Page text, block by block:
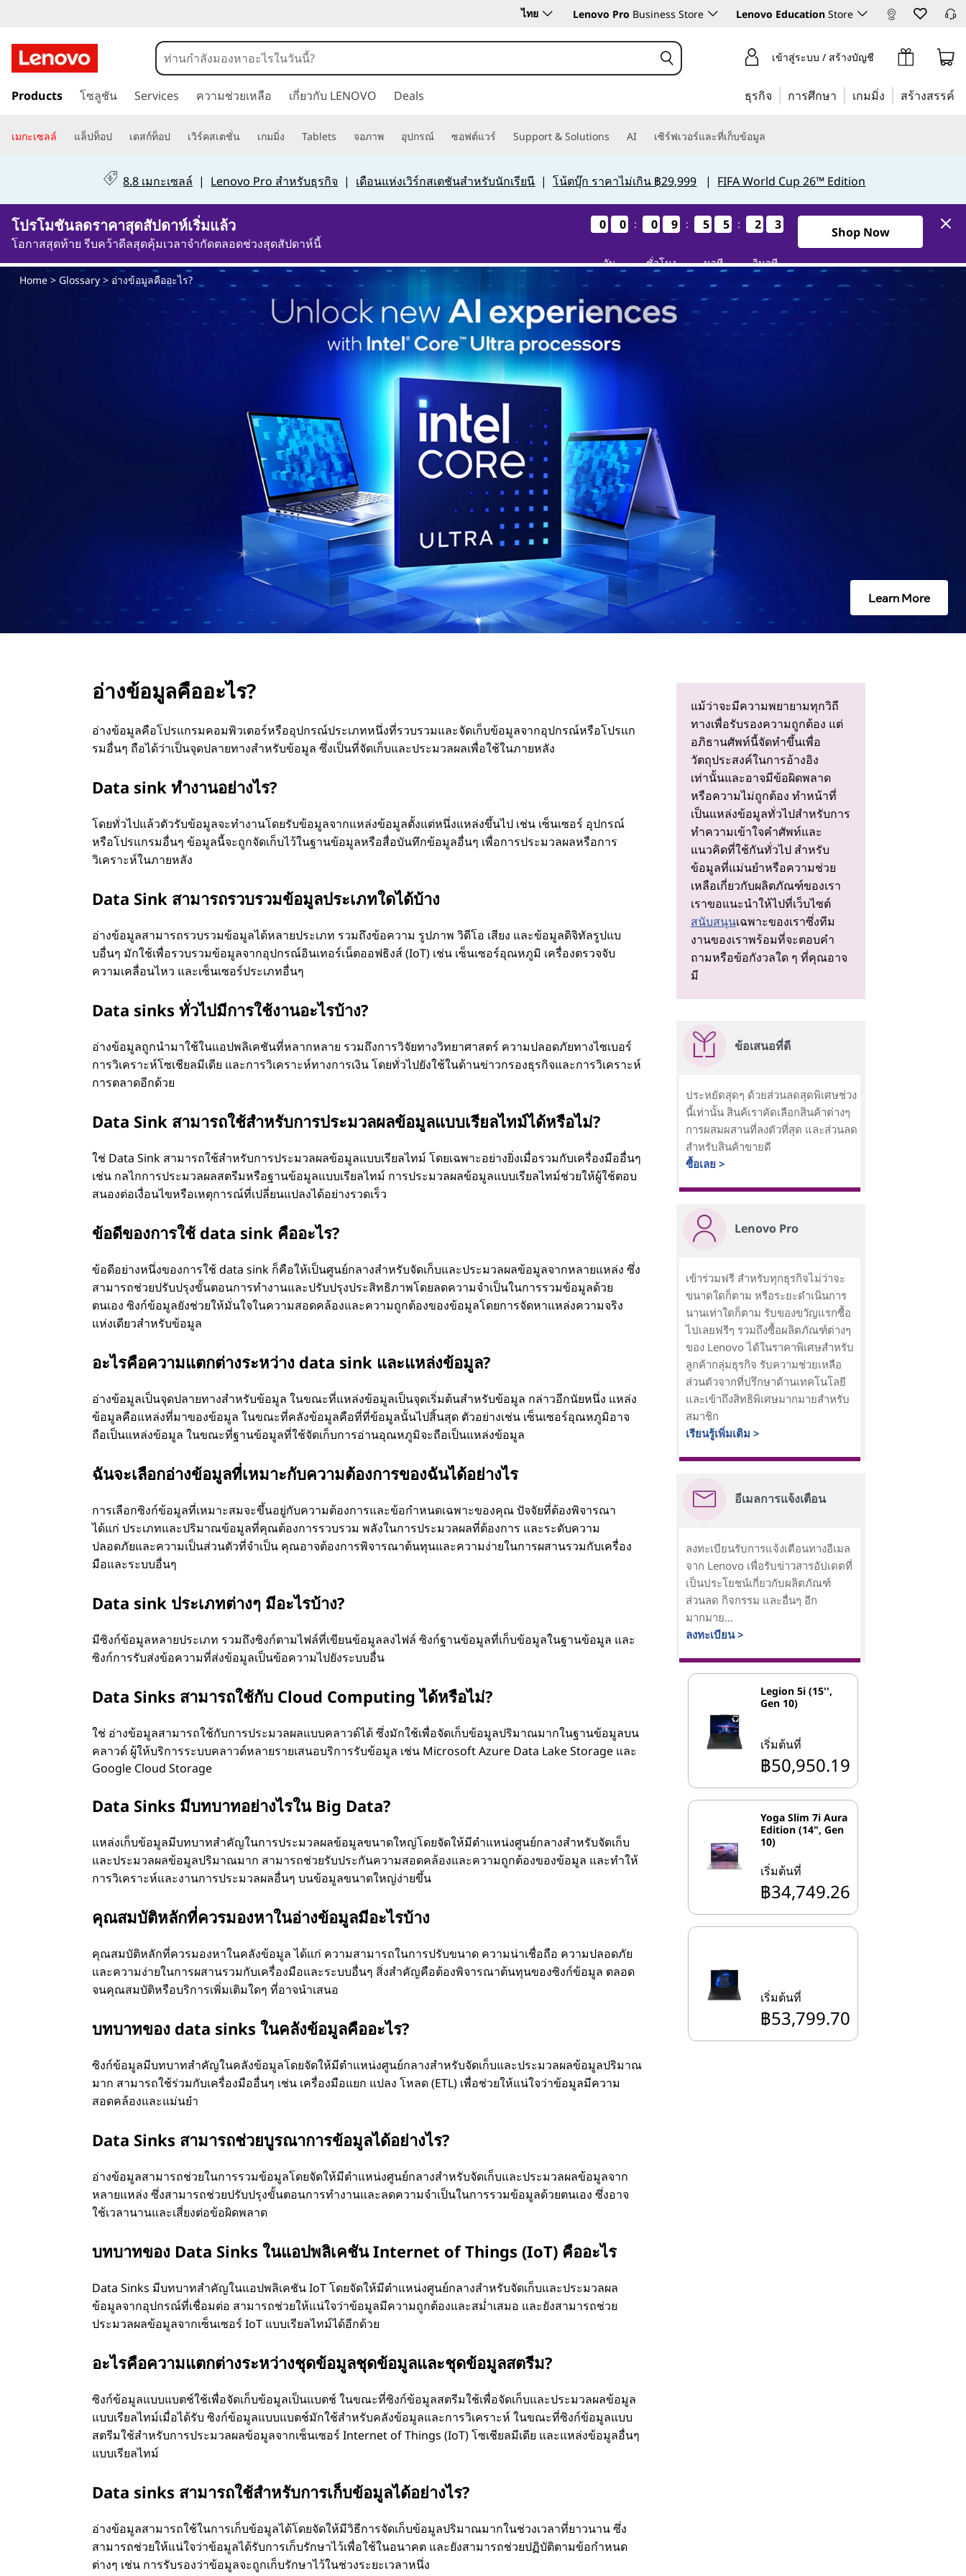
า
ข้
มู
ล
คื
ไทย Lenovo Pro Business Store Lenovo Education Store
า
ไ
นื้
อ
ห
า
เข้าสู่ระบบ / สร้างบัญชี
Products โซลูชัน Services ความช่วยเหลือ เกี่ยวกับ LENOVO Deals ธุรกิจ การศึกษา เกมมิ่ง สร้างสรรค์
เมกะเซลล์ แล็ปท็อป เดสก์ท็อป เวิร์คสเตชั่น เกมมิ่ง Tablets จอภาพ อุปกรณ์ ซอฟต์แวร์ Support & Solutions AI เซิร์ฟเวอร์และที่เก็บข้อมูล
8.8 เมกะเซลล์ | Lenovo Pro สำหรับธุรกิจ | เดือนแห่งเวิร์กสเตชันสำหรับนักเรียนี |โน้ตบุ๊ก ราคาไม่เกิน ฿29,999 | FIFA World Cup 26™ Edition
โปรโมชันลดราคาสุดสัปดาห์เริ่มแล้ว
โอกาสสุดท้าย รีบคว้าดีลสุดคุ้มเวลาจำกัดตลอดช่วงสุดสัปดาห์นี้
0
0
0
0 0
0
0
0
วัน
: 0
0
0
0 9
9
9
9
ชั่วโมง
: 5
5
5
5 5
5
5
5
นาที
: 2
2
2
2 1
1
1
1
วินาที
0วัน9ชั่วโมง55นาที21วินาที
Shop Now
Home> Glossary> อ่างข้อมูลคืออะไร?
Learn More
อ่างข้อมูลคืออะไร?
อ่างข้อมูลคือโปรแกรมคอมพิวเตอร์หรืออุปกรณ์ประเภทหนึ่งที่รวบรวมและจัดเก็บข้อมูลจากอุปกรณ์หรือโปรแก
รมอื่นๆ ถือได้ว่าเป็นจุดปลายทางสำหรับข้อมูล ซึ่งเป็นที่จัดเก็บและประมวลผลเพื่อใช้ในภายหลัง
Data sink ทำงานอย่างไร?
โดยทั่วไปแล้วตัวรับข้อมูลจะทำงานโดยรับข้อมูลจากแหล่งข้อมูลตั้งแต่หนึ่งแหล่งขึ้นไป เช่น เซ็นเซอร์ อุปกรณ์
หรือโปรแกรมอื่นๆ ข้อมูลนี้จะถูกจัดเก็บไว้ในฐานข้อมูลหรือสื่อบันทึกข้อมูลอื่นๆ เพื่อการประมวลผลหรือการ
วิเคราะห์ในภายหลัง
Data Sink สามารถรวบรวมข้อมูลประเภทใดได้บ้าง
อ่างข้อมูลสามารถรวบรวมข้อมูลได้หลายประเภท รวมถึงข้อความ รูปภาพ วิดีโอ เสียง และข้อมูลดิจิทัลรูปแบ
บอื่นๆ มักใช้เพื่อรวบรวมข้อมูลจากอุปกรณ์อินเทอร์เน็ตออฟธิงส์ (IoT) เช่น เซ็นเซอร์อุณหภูมิ เครื่องตรวจจับ
ความเคลื่อนไหว และเซ็นเซอร์ประเภทอื่นๆ
Data sinks ทั่วไปมีการใช้งานอะไรบ้าง?
อ่างข้อมูลถูกนำมาใช้ในแอปพลิเคชันที่หลากหลาย รวมถึงการวิจัยทางวิทยาศาสตร์ ความปลอดภัยทางไซเบอร์
การวิเคราะห์โซเชียลมีเดีย และการวิเคราะห์ทางการเงิน โดยทั่วไปยังใช้ในด้านข่าวกรองธุรกิจและการวิเคราะห์
การตลาดอีกด้วย
Data Sink สามารถใช้สำหรับการประมวลผลข้อมูลแบบเรียลไทม์ได้หรือไม่?
ใช่ Data Sink สามารถใช้สำหรับการประมวลผลข้อมูลแบบเรียลไทม์ โดยเฉพาะอย่างยิ่งเมื่อรวมกับเครื่องมืออื่นๆ
เช่น กลไกการประมวลผลสตรีมหรือฐานข้อมูลแบบเรียลไทม์ การประมวลผลข้อมูลแบบเรียลไทม์ช่วยให้ผู้ใช้ตอบ
สนองต่อเงื่อนไขหรือเหตุการณ์ที่เปลี่ยนแปลงได้อย่างรวดเร็ว
ข้อดีของการใช้ data sink คืออะไร?
ข้อดีอย่างหนึ่งของการใช้ data sink ก็คือให้เป็นศูนย์กลางสำหรับจัดเก็บและประมวลผลข้อมูลจากหลายแหล่ง ซึ่ง
สามารถช่วยปรับปรุงขั้นตอนการทำงานและปรับปรุงประสิทธิภาพโดยลดความจำเป็นในการรวมข้อมูลด้วย
ตนเอง ซิงก์ข้อมูลยังช่วยให้มั่นใจในความสอดคล้องและความถูกต้องของข้อมูลโดยการจัดหาแหล่งความจริง
แห่งเดียวสำหรับข้อมูล
อะไรคือความแตกต่างระหว่าง data sink และแหล่งข้อมูล?
อ่างข้อมูลเป็นจุดปลายทางสำหรับข้อมูล ในขณะที่แหล่งข้อมูลเป็นจุดเริ่มต้นสำหรับข้อมูล กล่าวอีกนัยหนึ่ง แหล่ง
ข้อมูลคือแหล่งที่มาของข้อมูล ในขณะที่คลังข้อมูลคือที่ที่ข้อมูลนั้นไปสิ้นสุด ตัวอย่างเช่น เซ็นเซอร์อุณหภูมิอาจ
ถือเป็นแหล่งข้อมูล ในขณะที่ฐานข้อมูลที่ใช้จัดเก็บการอ่านอุณหภูมิจะถือเป็นแหล่งข้อมูล
ฉันจะเลือกอ่างข้อมูลที่เหมาะกับความต้องการของฉันได้อย่างไร
การเลือกซิงก์ข้อมูลที่เหมาะสมจะขึ้นอยู่กับความต้องการและข้อกำหนดเฉพาะของคุณ ปัจจัยที่ต้องพิจารณา
ได้แก่ ประเภทและปริมาณข้อมูลที่คุณต้องการรวบรวม พลังในการประมวลผลที่ต้องการ และระดับความ
ปลอดภัยและความเป็นส่วนตัวที่จำเป็น คุณอาจต้องการพิจารณาต้นทุนและความง่ายในการผสานรวมกับเครื่อง
มือและระบบอื่นๆ
Data sink ประเภทต่างๆ มีอะไรบ้าง?
มีซิงก์ข้อมูลหลายประเภท รวมถึงซิงก์ตามไฟล์ที่เขียนข้อมูลลงไฟล์ ซิงก์ฐานข้อมูลที่เก็บข้อมูลในฐานข้อมูล และ
ซิงก์การรับส่งข้อความที่ส่งข้อมูลเป็นข้อความไปยังระบบอื่น
Data Sinks สามารถใช้กับ Cloud Computing ได้หรือไม่?
ใช่ อ่างข้อมูลสามารถใช้กับการประมวลผลแบบคลาวด์ได้ ซึ่งมักใช้เพื่อจัดเก็บข้อมูลปริมาณมากในฐานข้อมูลบน
คลาวด์ ผู้ให้บริการระบบคลาวด์หลายรายเสนอบริการรับข้อมูล เช่น Microsoft Azure Data Lake Storage และ
Google Cloud Storage
Data Sinks มีบทบาทอย่างไรใน Big Data?
แหล่งเก็บข้อมูลมีบทบาทสำคัญในการประมวลผลข้อมูลขนาดใหญ่โดยจัดให้มีตำแหน่งศูนย์กลางสำหรับจัดเก็บ
และประมวลผลข้อมูลปริมาณมาก สามารถช่วยรับประกันความสอดคล้องและความถูกต้องของข้อมูล และทำให้
การวิเคราะห์และงานการประมวลผลอื่นๆ บนข้อมูลขนาดใหญ่ง่ายขึ้น
คุณสมบัติหลักที่ควรมองหาในอ่างข้อมูลมีอะไรบ้าง
คุณสมบัติหลักที่ควรมองหาในคลังข้อมูล ได้แก่ ความสามารถในการปรับขนาด ความน่าเชื่อถือ ความปลอดภัย
และความง่ายในการผสานรวมกับเครื่องมือและระบบอื่นๆ สิ่งสำคัญคือต้องพิจารณาต้นทุนของซิงก์ข้อมูล ตลอด
จนคุณสมบัติหรือบริการเพิ่มเติมใดๆ ที่อาจนำเสนอ
บทบาทของ data sinks ในคลังข้อมูลคืออะไร?
ซิงก์ข้อมูลมีบทบาทสำคัญในคลังข้อมูลโดยจัดให้มีตำแหน่งศูนย์กลางสำหรับจัดเก็บและประมวลผลข้อมูลปริมาณ
มาก สามารถใช้ร่วมกับเครื่องมืออื่นๆ เช่น เครื่องมือแยก แปลง โหลด (ETL) เพื่อช่วยให้แน่ใจว่าข้อมูลมีความ
สอดคล้องและแม่นยำ
Data Sinks สามารถช่วยบูรณาการข้อมูลได้อย่างไร?
อ่างข้อมูลสามารถช่วยในการรวมข้อมูลโดยจัดให้มีตำแหน่งศูนย์กลางสำหรับจัดเก็บและประมวลผลข้อมูลจาก
หลายแหล่ง ซึ่งสามารถช่วยปรับปรุงขั้นตอนการทำงานและลดความจำเป็นในการรวมข้อมูลด้วยตนเอง ซึ่งอาจ
ใช้เวลานานและเสี่ยงต่อข้อผิดพลาด
บทบาทของ Data Sinks ในแอปพลิเคชัน Internet of Things (IoT) คืออะไร
Data Sinks มีบทบาทสำคัญในแอปพลิเคชัน IoT โดยจัดให้มีตำแหน่งศูนย์กลางสำหรับจัดเก็บและประมวลผล
ข้อมูลจากอุปกรณ์ที่เชื่อมต่อ สามารถช่วยให้แน่ใจว่าข้อมูลมีความถูกต้องและสม่ำเสมอ และยังสามารถช่วย
ประมวลผลข้อมูลจากเซ็นเซอร์ IoT แบบเรียลไทม์ได้อีกด้วย
อะไรคือความแตกต่างระหว่างชุดข้อมูลชุดข้อมูลและชุดข้อมูลสตรีม?
ซิงก์ข้อมูลแบบแบตช์ใช้เพื่อจัดเก็บข้อมูลเป็นแบตช์ ในขณะที่ซิงก์ข้อมูลสตรีมใช้เพื่อจัดเก็บและประมวลผลข้อมูล
แบบเรียลไทม์เมื่อได้รับ ซิงก์ข้อมูลแบบแบตช์มักใช้สำหรับคลังข้อมูลและการวิเคราะห์ ในขณะที่ซิงก์ข้อมูลแบบ
สตรีมใช้สำหรับการประมวลผลข้อมูลจากเซ็นเซอร์ Internet of Things (IoT) โซเชียลมีเดีย และแหล่งข้อมูลอื่นๆ
แบบเรียลไทม์
Data sinks สามารถใช้สำหรับการเก็บข้อมูลได้อย่างไร?
อ่างข้อมูลสามารถใช้ในการเก็บข้อมูลได้โดยจัดให้มีวิธีการจัดเก็บข้อมูลปริมาณมากในช่วงเวลาที่ยาวนาน ซึ่ง
สามารถช่วยให้แน่ใจว่าข้อมูลได้รับการเก็บรักษาไว้เพื่อใช้ในอนาคต และยังสามารถช่วยปฏิบัติตามข้อกำหนด
ต่างๆ เช่น การรับรองว่าข้อมูลจะถูกเก็บรักษาไว้ในช่วงระยะเวลาหนึ่ง
แม้ว่าจะมีความพยายามทุกวิถี
ทางเพื่อรับรองความถูกต้อง แต่
อภิธานศัพท์นี้จัดทําขึ้นเพื่อ
วัตถุประสงค์ในการอ้างอิง
เท่านั้นและอาจมีข้อผิดพลาด
หรือความไม่ถูกต้อง ทําหน้าที่
เป็นแหล่งข้อมูลทั่วไปสําหรับการ
ทําความเข้าใจคําศัพท์และ
แนวคิดที่ใช้กันทั่วไป สําหรับ
ข้อมูลที่แม่นยําหรือความช่วย
เหลือเกี่ยวกับผลิตภัณฑ์ของเรา
เราขอแนะนําให้ไปที่เว็บไซต์
สนับสนุนเฉพาะของเราซึ่งทีม
งานของเราพร้อมที่จะตอบคํา
ถามหรือข้อกังวลใด ๆ ที่คุณอาจ
มี
ข้อเสนอที่ดี
ประหยัดสุดๆ ด้วยส่วนลดสุดพิเศษช่วง
นี้เท่านั้น สินค้เราคัดเลือกสินค้าต่างๆ
การผสมผสานที่ลงตัวที่สุด และส่วนลด
สำหรับสินค้าขายดี
ซื้อเลย >
Lenovo Pro
เข้าร่วมฟรี สำหรับทุกธุรกิจไม่ว่าจะ
ขนาดใดก็ตาม หรือระยะดำเนินการ
นานเท่าใดก็ตาม รับของขวัญแรกซื้อ
ไปเลยฟรีๆ รวมถึงซื้อผลิตภัณฑ์ต่างๆ
ของ Lenovo ได้ในราคาพิเศษสำหรับ
ลูกค้ากลุ่มธุรกิจ รับความช่วยเหลือ
ส่วนตัวจากที่ปรึกษาด้านเทคโนโลยี
และเข้าถึงสิทธิพิเศษมากมายสำหรับ
สมาชิก
เรียนรู้เพิ่มเติม >
อีเมลการแจ้งเตือน
ลงทะเบียนรับการแจ้งเตือนทางอีเมล
จาก Lenovo เพื่อรับข่าวสารอัปเดตที่
เป็นประโยชน์เกี่ยวกับผลิตภัณฑ์
ส่วนลด กิจกรรม และอื่นๆ อีก
มากมาย...
ลงทะเบียน >
Legion 5i (15'',
Gen 10)
เริ่มต้นที่
฿50,950.19
Yoga Slim 7i Aura
Edition (14", Gen
10)
เริ่มต้นที่
฿34,749.26
เริ่มต้นที่
฿53,799.70